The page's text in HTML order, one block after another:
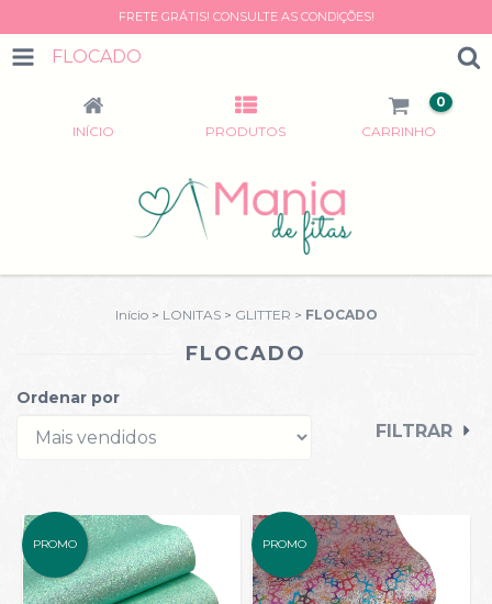
FRETE GRÁTIS! CONSULTE AS CONDIÇÕES!
FLOCADO
INÍCIO PRODUTOS CARRINHO
0
Início > LONITAS > GLITTER > FLOCADO
FLOCADO
Ordenar por
FILTRAR
PROMO PROMO